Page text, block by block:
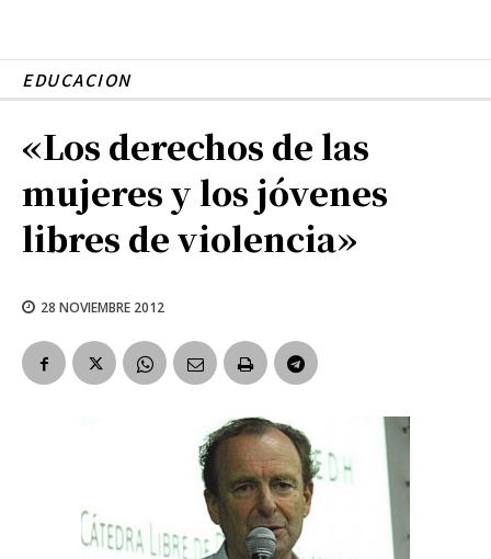
EDUCACION
«Los derechos de las
mujeres y los jóvenes
libres de violencia»
28 NOVIEMBRE 2012